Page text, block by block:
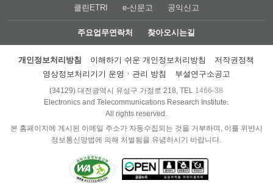
클린ETRI e-신문고 공익신고
주요업무연락처 찾아오시는길
개인정보처리방침 이해하기 쉬운 개인정보처리방침
저작권정책
영상정보처리기기 운영ㆍ관리 방침
부설연구소공고
(34129) 대전광역시 유성구 가정로 218, TEL 1466-38
Electronics and Telecommunications Research Institute.
All rights reserved.
본 홈페이지에 게시된 이메일 주소가 자동수집되는 것을 거부하며, 이를 위반시
정보통신망법에 의해 처벌됨을 유념하시기 바랍니다.